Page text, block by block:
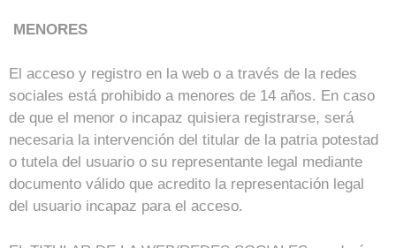
MENORES
El acceso y registro en la web o a través de la redes
sociales está prohibido a menores de 14 años. En caso
de que el menor o incapaz quisiera registrarse, será
necesaria la intervención del titular de la patria potestad
o tutela del usuario o su representante legal mediante
documento válido que acredito la representación legal
del usuario incapaz para el acceso.